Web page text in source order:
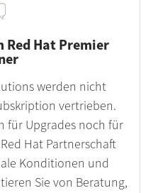
Red Hat Premier
werden nicht
vertrieben.
für Upgrades noch für
Hat Partnerschaft
Konditionen und
Sie von Beratung,